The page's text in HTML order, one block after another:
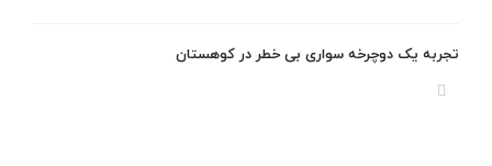
تجربه یک دوچرخه سواری بی خطر در کوهستان